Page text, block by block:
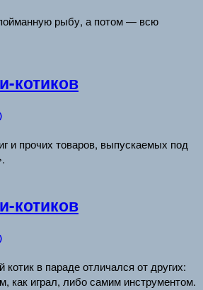
рыбу, а потом — всю
котиков
и прочих товаров, выпускаемых под
котиков
в параде отличался от других:
как играл, либо самим инструментом.